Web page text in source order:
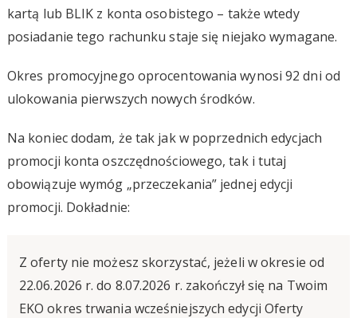
kartą lub BLIK z konta osobistego – także wtedy
posiadanie tego rachunku staje się niejako wymagane.
Okres promocyjnego oprocentowania wynosi 92 dni od
ulokowania pierwszych nowych środków.
Na koniec dodam, że tak jak w poprzednich edycjach
promocji konta oszczędnościowego, tak i tutaj
obowiązuje wymóg „przeczekania” jednej edycji
promocji. Dokładnie:
Z oferty nie możesz skorzystać, jeżeli w okresie od
22.06.2026 r. do 8.07.2026 r. zakończył się na Twoim
EKO okres trwania wcześniejszych edycji Oferty